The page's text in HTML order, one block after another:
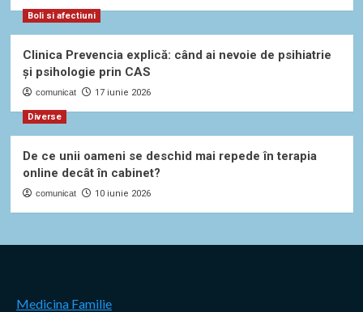
Boli si afectiuni
Clinica Prevencia explică: când ai nevoie de psihiatrie
și psihologie prin CAS
comunicat 17 iunie 2026
Diverse
De ce unii oameni se deschid mai repede în terapia
online decât în cabinet?
comunicat 10 iunie 2026
Medicina Familie